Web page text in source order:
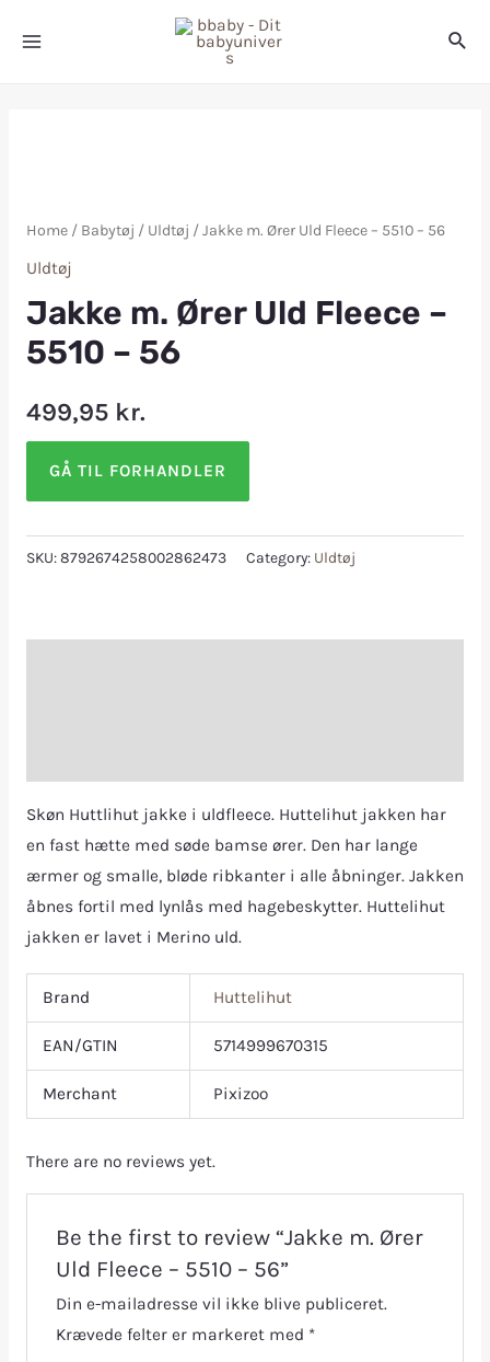
Home/ Babytøj / Uldtøj / Jakke m. Ører Uld Fleece – 5510 – 56
Uldtøj
Jakke m. Ører Uld Fleece –
5510 – 56
499,95 kr.
GÅ TIL FORHANDLER
SKU:8792674258002862473 Category: Uldtøj
Skøn Huttlihut jakke i uldfleece. Huttelihut jakken har
en fast hætte med søde bamse ører. Den har lange
ærmer og smalle, bløde ribkanter i alle åbninger. Jakken
åbnes fortil med lynlås med hagebeskytter. Huttelihut
jakken er lavet i Merino uld.
Brand Huttelihut
EAN/GTIN 5714999670315
Merchant Pixizoo
There are no reviews yet.
Be the first to review “Jakke m. Ører
Uld Fleece – 5510 – 56”
Din e-mailadresse vil ikke blive publiceret.
Krævede felter er markeret med *